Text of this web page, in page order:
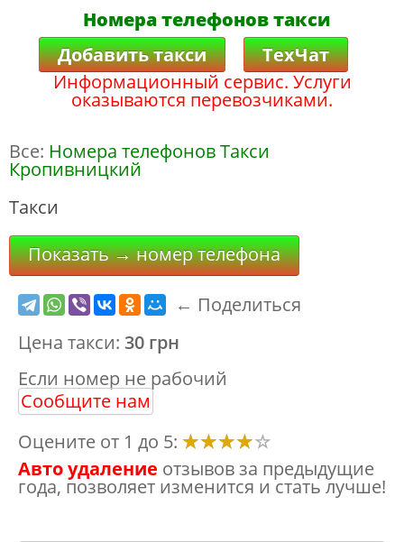
Номера телефонов такси
Добавить такси
ТехЧат
Информационный сервис. Услуги
оказываются перевозчиками.
Все: Номера телефонов Такси
Кропивницкий
Такси
Показать → номер телефона
← Поделиться
Цена такси: 30 грн
Если номер не рабочий
Сообщите нам
Оцените от 1 до 5:
Авто удаление отзывов за предыдущие
года, позволяет изменится и стать лучше!